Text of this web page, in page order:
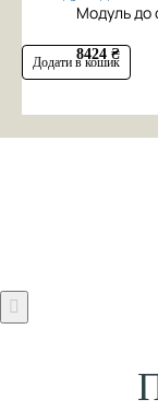
Модуль до
8424 ₴
Додати в кошик